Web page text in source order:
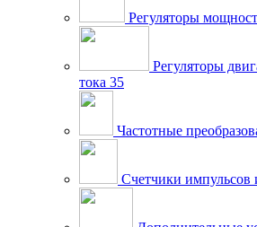
Регуляторы
Регуляторы
тока 35
Частотные
Счетчики импульсов